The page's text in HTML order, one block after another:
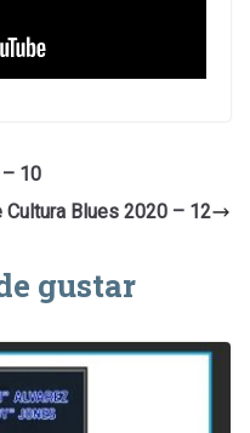
10
Blues 2020 – 12
gustar